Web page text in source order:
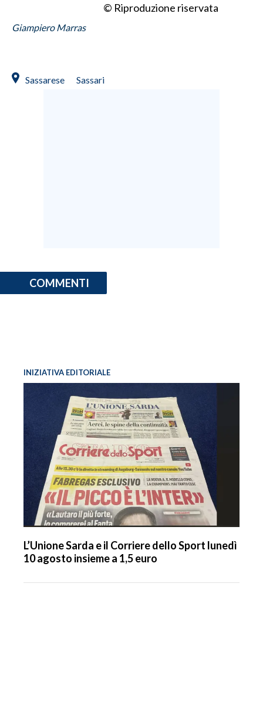
SPIAGGE
© Riproduzione riservata
Giampiero Marras
Sassarese Sassari
COMMENTI
INIZIATIVA EDITORIALE
L’Unione Sarda e il Corriere dello Sport lunedì
10 agosto insieme a 1,5 euro